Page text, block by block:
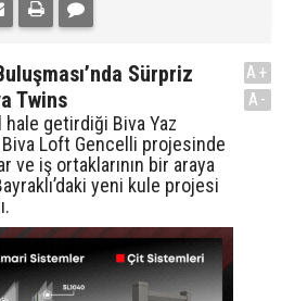
Sürpriz
Twins
hale getirdiği Biva Yaz
Biva Loft Gencelli projesinde
ve iş ortaklarının bir araya
yeni kule projesi
A+
A-